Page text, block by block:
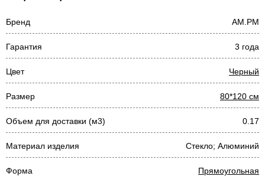
Бренд AM.PM
Гарантия 3 года
Цвет Черный
Размер 80*120 см
Объем для доставки (м3) 0.17
Материал изделия Стекло; Алюминий
Форма Прямоугольная